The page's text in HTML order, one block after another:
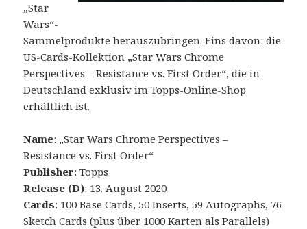
„Star
Wars“-
Sammelprodukte herauszubringen. Eins davon: die
US-Cards-Kollektion „Star Wars Chrome
Perspectives – Resistance vs. First Order“, die in
Deutschland exklusiv im Topps-Online-Shop
erhältlich ist.
Name: „Star Wars Chrome Perspectives –
Resistance vs. First Order“
Publisher: Topps
Release (D): 13. August 2020
Cards: 100 Base Cards, 50 Inserts, 59 Autographs, 76
Sketch Cards (plus über 1000 Karten als Parallels)